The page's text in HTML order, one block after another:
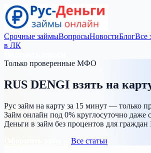
Срочные займыВопросыНовостиБлогВсе
в ЛК
Только проверенные МФО
RUS DENGI взять на
Рус займ на карту за 15 минут — только
Займ онлайн под 0% круглосуточно даже
Деньги в займ без процентов для
Все статьи